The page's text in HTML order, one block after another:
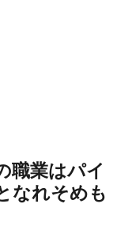
職業はパイ
なれそめも